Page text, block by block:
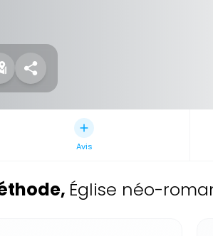
Avis
, Église néo-